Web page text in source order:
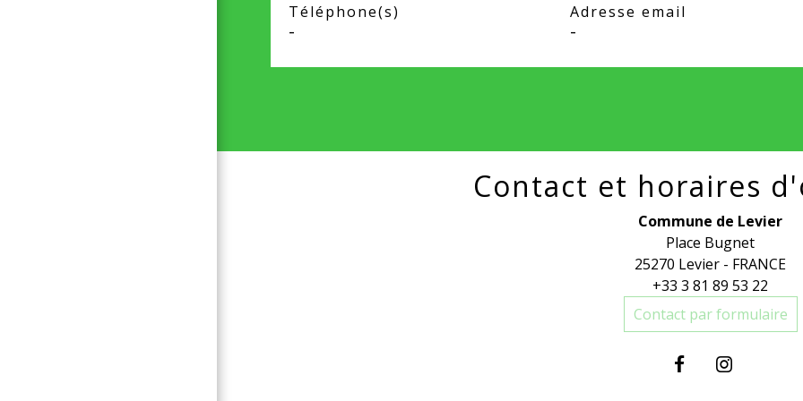
Téléphone(s)
-
Adresse email
-
Contact et horaires
Commune de Levier
Place Bugnet
25270 Levier - FRANCE
+33 3 81 89 53 22
Contact par formulaire